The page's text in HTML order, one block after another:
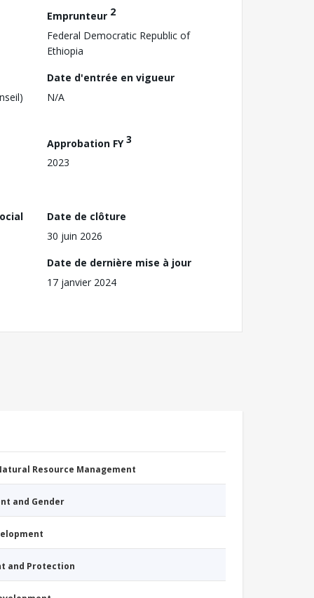
Emprunteur 2
Federal Democratic Republic of
Ethiopia
Date d'entrée en vigueur
N/A
Approbation FY3
2023
Date de clôture
30 juin 2026
Date de dernière mise à jour
17 janvier 2024
Resource Management
and Gender
and Protection